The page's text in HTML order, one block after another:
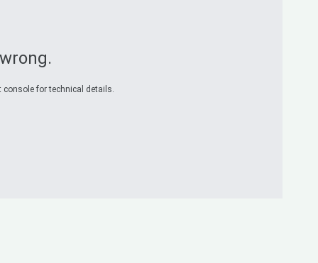
console for technical details.